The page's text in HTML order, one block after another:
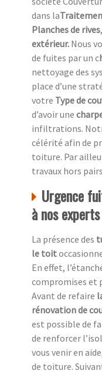
dans la
Planches de rives
extérieur. Nous
de fuites par un c
nettoyage des
place d’une
votre Type de
d’avoir une
infiltrations.
célérité afin de
toiture. Par
travaux hors
Urgence
à nos
La présence des
le toit
En effet,
compromises et
Avant de refaire
rénovation de
est possible de
de renforcer
vous venir en
de toiture.